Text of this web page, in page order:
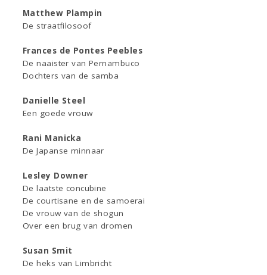
Matthew Plampin
De straatfilosoof
Frances de Pontes Peebles
De naaister van Pernambuco
Dochters van de samba
Danielle Steel
Een goede vrouw
Rani Manicka
De Japanse minnaar
Lesley Downer
De laatste concubine
De courtisane en de samoerai
De vrouw van de shogun
Over een brug van dromen
Susan Smit
De heks van Limbricht